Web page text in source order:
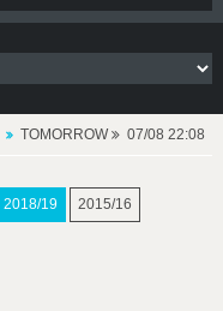
TOMORROW 07/08 22:08
2018/19 2015/16